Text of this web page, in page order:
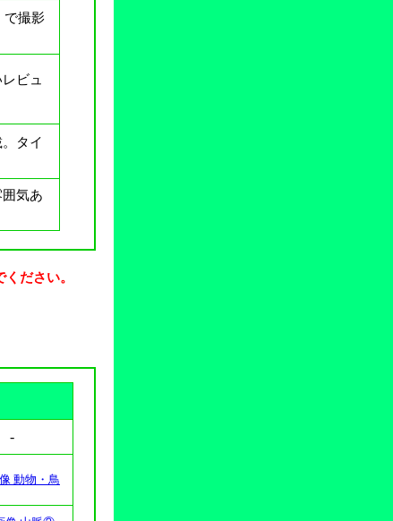
で撮影
ビュ
タイ
気あ
ださい。
-
動物・鳥